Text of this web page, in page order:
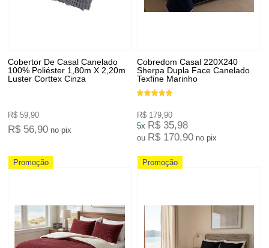
Cobertor De Casal Canelado
100% Poliéster 1,80m X 2,20m
Luster Corttex Cinza
R$ 59,90
R$ 56,90 no pix
Cobredom Casal 220X240
Sherpa Dupla Face Canelado
Texfine Marinho
R$ 179,90
5x R$ 35,98
ou R$ 170,90 no pix
Promoção Promoção